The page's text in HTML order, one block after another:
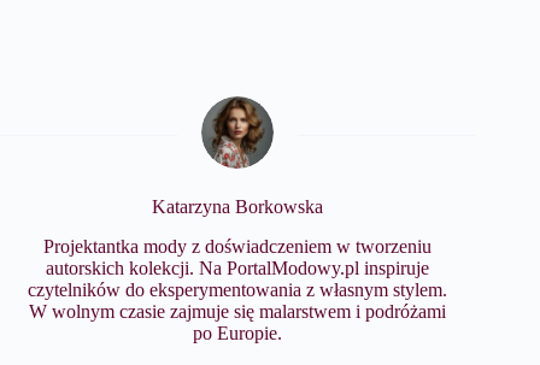
Katarzyna Borkowska
Projektantka mody z doświadczeniem w tworzeniu
autorskich kolekcji. Na PortalModowy.pl inspiruje
czytelników do eksperymentowania z własnym stylem.
W wolnym czasie zajmuje się malarstwem i podróżami
po Europie.